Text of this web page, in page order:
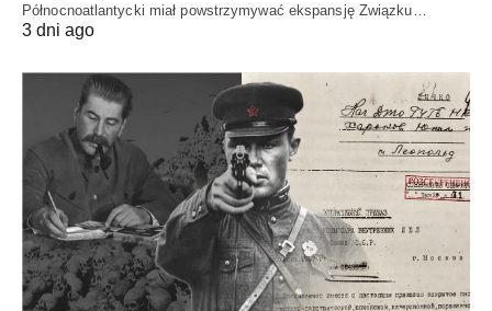
Północnoatlantycki miał powstrzymywać ekspansję Związku…
3 dni ago